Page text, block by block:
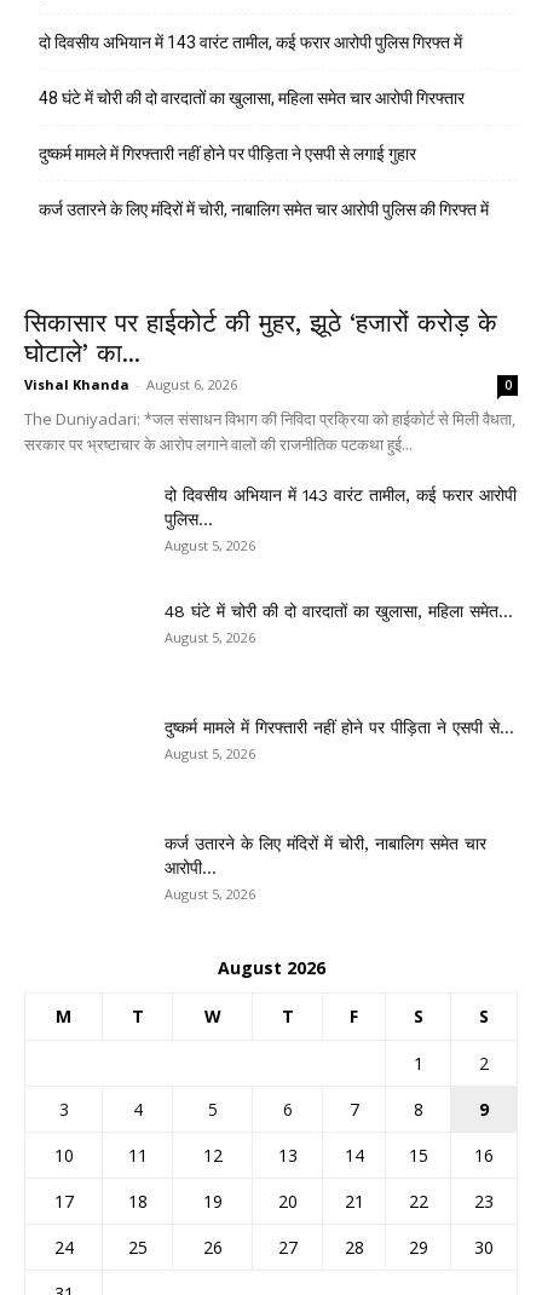
दो दिवसीय अभियान में 143 वारंट तामील, कई फरार आरोपी पुलिस गिरफ्त में
48 घंटे में चोरी की दो वारदातों का खुलासा, महिला समेत चार आरोपी गिरफ्तार
दुष्कर्म मामले में गिरफ्तारी नहीं होने पर पीड़िता ने एसपी से लगाई गुहार
कर्ज उतारने के लिए मंदिरों में चोरी, नाबालिग समेत चार आरोपी पुलिस की गिरफ्त में
सिकासार पर हाईकोर्ट की मुहर, झूठे ‘हजारों करोड़ के
घोटाले’ का...
Vishal Khanda - August 6, 2026 0
The Duniyadari: *जल संसाधन विभाग की निविदा प्रक्रिया को हाईकोर्ट से मिली वैधता,
सरकार पर भ्रष्टाचार के आरोप लगाने वालों की राजनीतिक पटकथा हुई...
दो दिवसीय अभियान में 143 वारंट तामील, कई फरार आरोपी
पुलिस...
August 5, 2026
48 घंटे में चोरी की दो वारदातों का खुलासा, महिला समेत...
August 5, 2026
दुष्कर्म मामले में गिरफ्तारी नहीं होने पर पीड़िता ने एसपी से...
August 5, 2026
कर्ज उतारने के लिए मंदिरों में चोरी, नाबालिग समेत चार
आरोपी...
August 5, 2026
August 2026
M T W T F S S
1
2
3
4 5 6 7 8
9
10
11 12 13 14 15
16
17
18 19 20 21 22
23
24
25 26 27 28 29
30